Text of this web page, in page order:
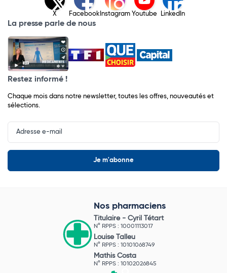
X Facebook Instagram Youtube LinkedIn
La presse parle de nous
Restez informé !
Chaque mois dans notre newsletter, toutes les offres, nouveautés et
sélections.
Input
Newsletter
Nos pharmaciens
Titulaire - Cyril Tétart
N° RPPS : 10001113017
Louise Talleu
N° RPPS : 10101068749
Mathis Costa
N° RPPS : 10102026845